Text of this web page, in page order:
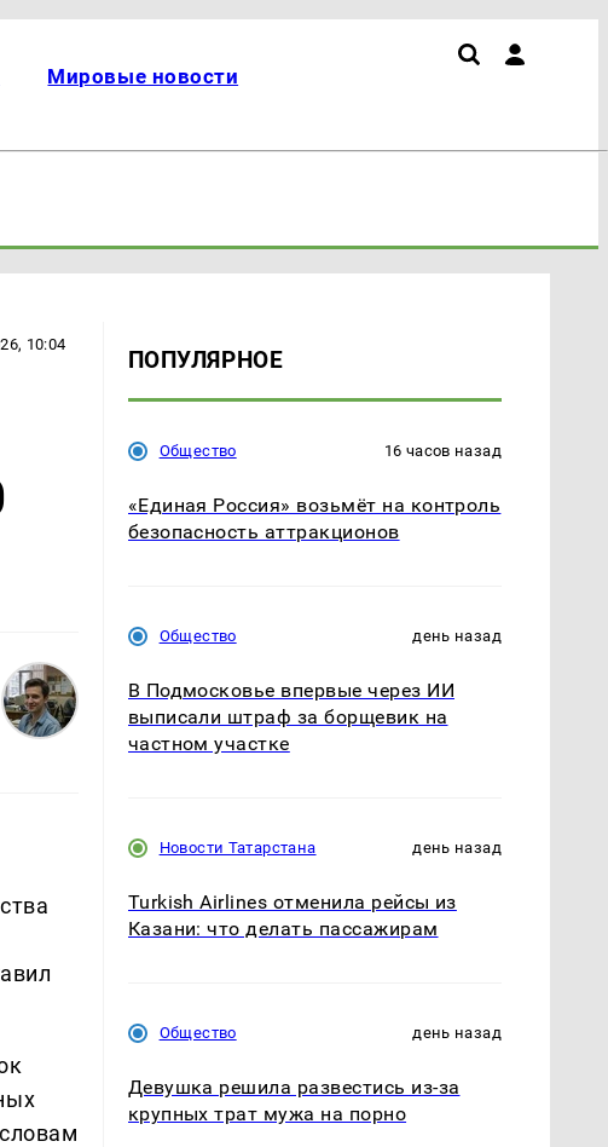
Мировые новости
10:04
ПОПУЛЯРНОЕ
Общество 16 часов назад
«Единая Россия» возьмёт на контроль
безопасность аттракционов
Общество день назад
В Подмосковье впервые через ИИ
выписали штраф за борщевик на
частном участке
Новости Татарстана день назад
Turkish Airlines отменила рейсы из
Казани: что делать пассажирам
Общество день назад
Девушка решила развестись из-за
крупных трат мужа на порно